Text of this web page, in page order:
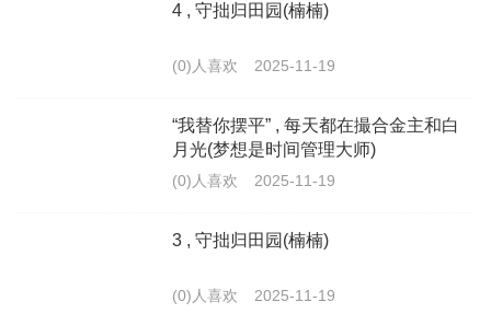
4 , 守拙归田园(楠楠)
(0)人喜欢 2025-11-19
“我替你摆平” , 每天都在撮合金主和白
月光(梦想是时间管理大师)
(0)人喜欢 2025-11-19
3 , 守拙归田园(楠楠)
(0)人喜欢 2025-11-19